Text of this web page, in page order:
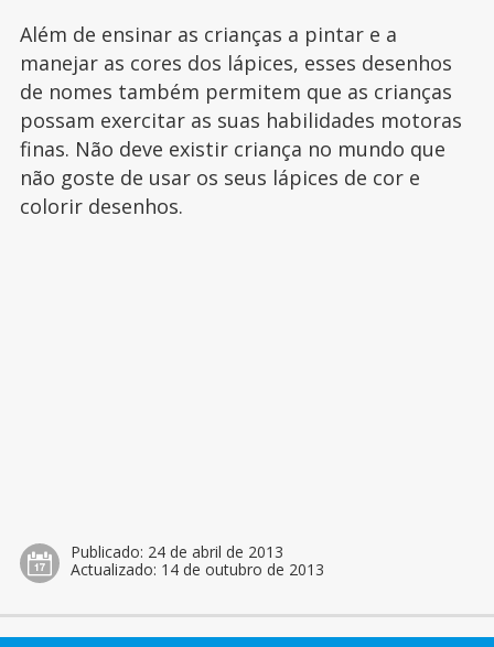
Além de ensinar as crianças a pintar e a
manejar as cores dos lápices, esses desenhos
de nomes também permitem que as crianças
possam exercitar as suas habilidades motoras
finas. Não deve existir criança no mundo que
não goste de usar os seus lápices de cor e
colorir desenhos.
Publicado: 24 de abril de 2013
Actualizado: 14 de outubro de 2013